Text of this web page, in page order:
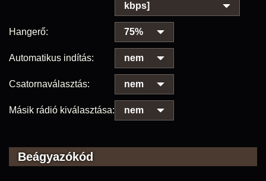
kbps]
Hangerő: 75%
Automatikus indítás: nem
Csatornaválasztás: nem
Másik rádió kiválasztása: nem
Beágyazókód